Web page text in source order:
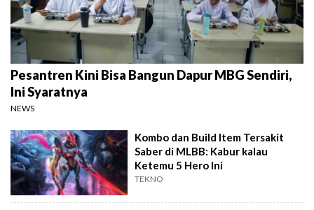
Pesantren Kini Bisa Bangun Dapur MBG Sendiri,
Ini Syaratnya
NEWS
Kombo dan Build Item Tersakit
Saber di MLBB: Kabur kalau
Ketemu 5 Hero Ini
TEKNO